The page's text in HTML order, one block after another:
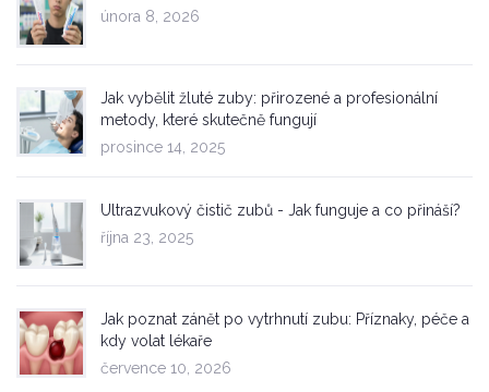
února 8, 2026
Jak vybělit žluté zuby: přirozené a profesionální
metody, které skutečně fungují
prosince 14, 2025
Ultrazvukový čistič zubů - Jak funguje a co přináší?
října 23, 2025
Jak poznat zánět po vytrhnutí zubu: Příznaky, péče a
kdy volat lékaře
července 10, 2026